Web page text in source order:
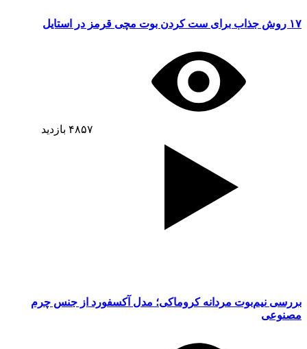
۱۷ روش جذاب برای ست کردن بوت مچی قرمز در استایل
۴۸۵۷ بازدید
بررسی نیم‌بوت مردانه کروماکی؛ مدل آکسفورد از جنس چرم
مصنوعی